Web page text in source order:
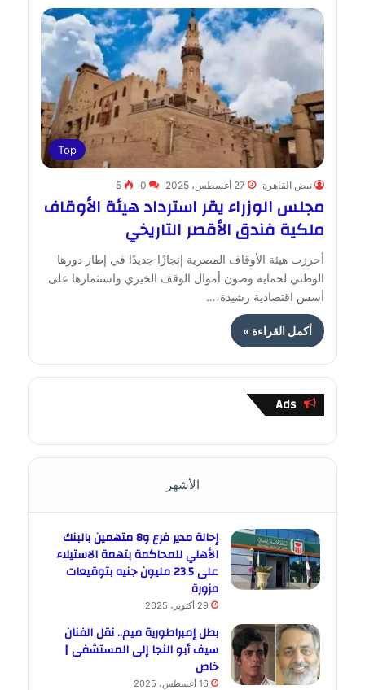
Top
نبض القاهرة 27 أغسطس، 2025 0
5
مجلس الوزراء يقر استرداد هيئة الأوقاف
ملكية فندق الأقصر التاريخي
أحرزت هيئة الأوقاف المصرية إنجازًا جديدًا في إطار دورها
الوطني لحماية وصون أموال الوقف الخيري واستثمارها على
أسس اقتصادية رشيدة،…
أكمل القراءة »
Ads
الأشهر
إحالة مدير فرع و8 متهمين بالبنك
الأهلي للمحاكمة بتهمة الاستيلاء
على 23.5 مليون جنيه بتوقيعات
مزورة
29 أكتوبر، 2025
بطل إمبراطورية ميم.. نقل الفنان
سيف أبو النجا إلى المستشفى |
خاص
16 أغسطس، 2025